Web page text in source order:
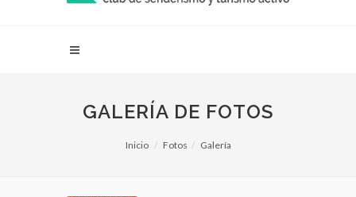
GALERÍA DE FOTOS
Inicio Fotos Galería